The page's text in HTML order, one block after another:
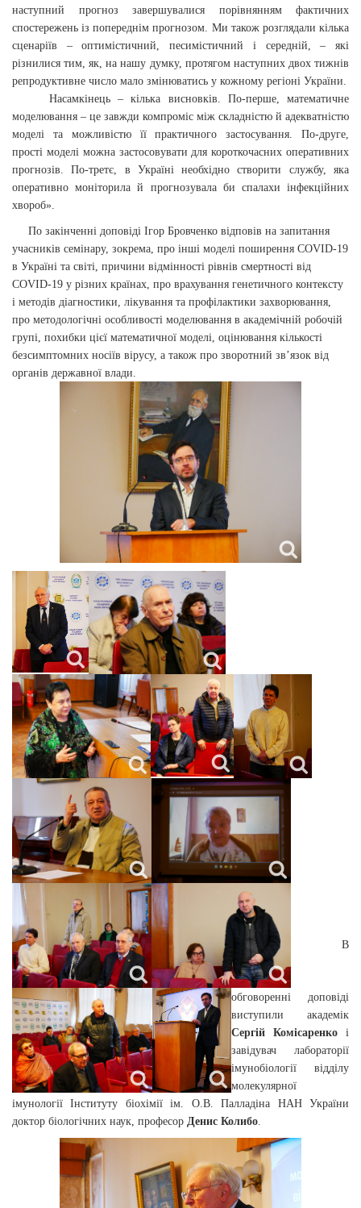
наступний прогноз завершувалися порівнянням фактичних
спостережень із попереднім прогнозом. Ми також розглядали кілька
сценаріїв – оптимістичний, песимістичний і середній, – які
різнилися тим, як, на нашу думку, протягом наступних двох тижнів
репродуктивне число мало змінюватись у кожному регіоні України.
Насамкінець – кілька висновків. По-перше, математичне
моделювання – це завжди компроміс між складністю й адекватністю
моделі та можливістю її практичного застосування. По-друге,
прості моделі можна застосовувати для короткочасних оперативних
прогнозів. По-третє, в Україні необхідно створити службу, яка
оперативно моніторила й прогнозувала би спалахи інфекційних
хвороб».
По закінченні доповіді Ігор Бровченко відповів на запитання
учасників семінару, зокрема, про інші моделі поширення COVID-19
в Україні та світі, причини відмінності рівнів смертності від
COVID-19 у різних країнах, про врахування генетичного контексту
і методів діагностики, лікування та профілактики захворювання,
про методологічні особливості моделювання в академічній робочій
групі, похибки цієї математичної моделі, оцінювання кількості
безсимптомних носіїв вірусу, а також про зворотний зв’язок від
органів державної влади.
В
обговоренні доповіді
виступили академік
Сергій Комісаренко і
завідувач лабораторії
імунобіології відділу
молекулярної
імунології Інституту біохімії ім. О.В. Палладіна НАН України
доктор біологічних наук, професор Денис Колибо